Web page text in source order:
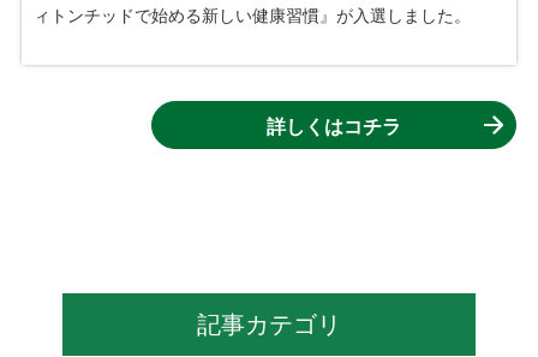
ィトンチッドで始める新しい健康習慣』が入選しました。
詳しくはコチラ
記事カテゴリ